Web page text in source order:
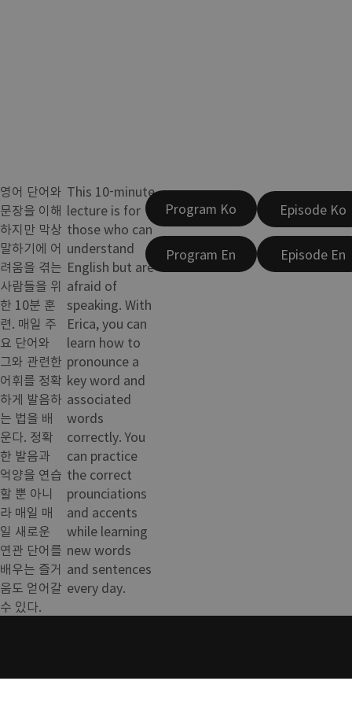
영어 단어와
문장을 이해
하지만 막상
말하기에 어
려움을 겪는
사람들을 위
한 10분 훈
련. 매일 주
요 단어와
그와 관련한
어휘를 정확
하게 발음하
는 법을 배
운다. 정확
한 발음과
억양을 연습
할 뿐 아니
라 매일 매
일 새로운
연관 단어를
배우는 즐거
움도 얻어갈
수 있다.
This 10-minute
lecture is for
those who can
understand
English but are
afraid of
speaking. With
Erica, you can
learn how to
pronounce a
key word and
associated
words
correctly. You
can practice
the correct
prounciations
and accents
while learning
new words
and sentences
every day.
Program Ko
Program En
Episode Ko
Episode En